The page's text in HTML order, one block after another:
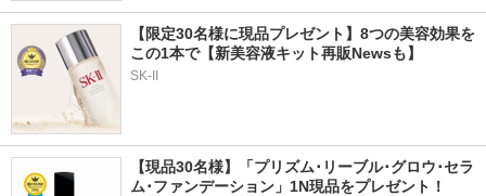
【限定30名様に現品プレゼント】8つの美容効果を
この1本で【新美容液キット再販Newsも】
SK-II
【現品30名様】「プリズム･リーブル･グロウ･セラ